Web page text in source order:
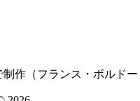
制作（フランス・ボルドー